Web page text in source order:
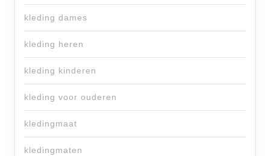
kleding dames
kleding heren
kleding kinderen
kleding voor ouderen
kledingmaat
kledingmaten